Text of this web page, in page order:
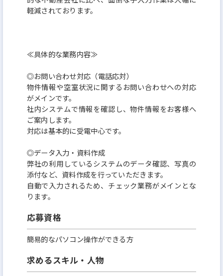
軽減されております。
≪具体的な業務内容≫
◎お問い合わせ対応（電話応対）
物件情報や空室状況に関するお問い合わせへの対応
がメインです。
社内システムで情報を確認し、物件情報をお客様へ
ご案内します。
対応は基本的に受電中心です。
◎データ入力・資料作成
弊社の利用しているシステムのデータ確認、写真の
添付など、資料作成を行っていただきます。
自動で入力されるため、チェック業務がメインとな
ります。
応募資格
簡易的なパソコン操作ができる方
求めるスキル・人物